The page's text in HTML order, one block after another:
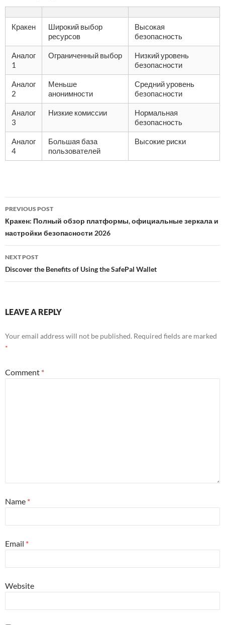
Кракен
Широкий выбор
ресурсов
Высокая
безопасность
Аналог
1
Ограниченный выбор
Низкий уровень
безопасности
Аналог
2
Меньше
анонимности
Средний уровень
безопасности
Аналог
3
Низкие комиссии
Нормальная
безопасность
Аналог
4
Большая база
пользователей
Высокие риски
Post
navigation
PREVIOUS POST
Кракен: Полный обзор платформы, официальные зеркала и
настройки безопасности 2026
NEXT POST
Discover the Benefits of Using the SafePal Wallet
LEAVE A REPLY
Your email address will not be published. Required fields are marked
*
Comment *
Name *
Email *
Website